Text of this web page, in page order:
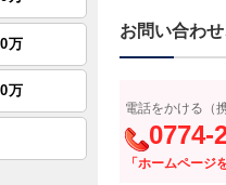
お問い合わ
電話をかける（
0774-
「ホームページ
万
万